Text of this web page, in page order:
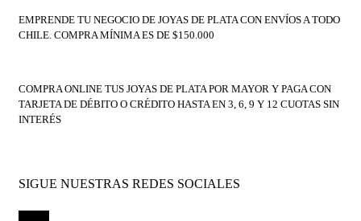
EMPRENDE TU NEGOCIO DE JOYAS DE PLATA CON ENVÍOS A TODO
CHILE. COMPRA MÍNIMA ES DE $150.000
COMPRA ONLINE TUS JOYAS DE PLATA POR MAYOR Y PAGA CON
TARJETA DE DÉBITO O CRÉDITO HASTA EN 3, 6, 9 Y 12 CUOTAS SIN
INTERÉS
SIGUE NUESTRAS REDES SOCIALES